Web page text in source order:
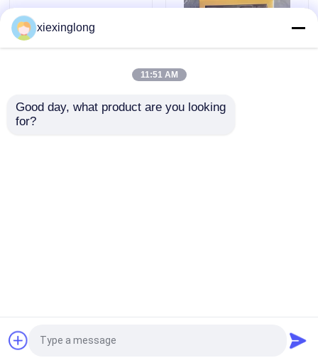
EPS EPPフーム
Macaronのプラスチック包装
プラスチックの箱の包装
6パックの注文の
Xiamen Xiexinlong Technology Co.,Ltd. All Rights
xiexinglong
11:51 AM
Good day, what product are you looking
for?